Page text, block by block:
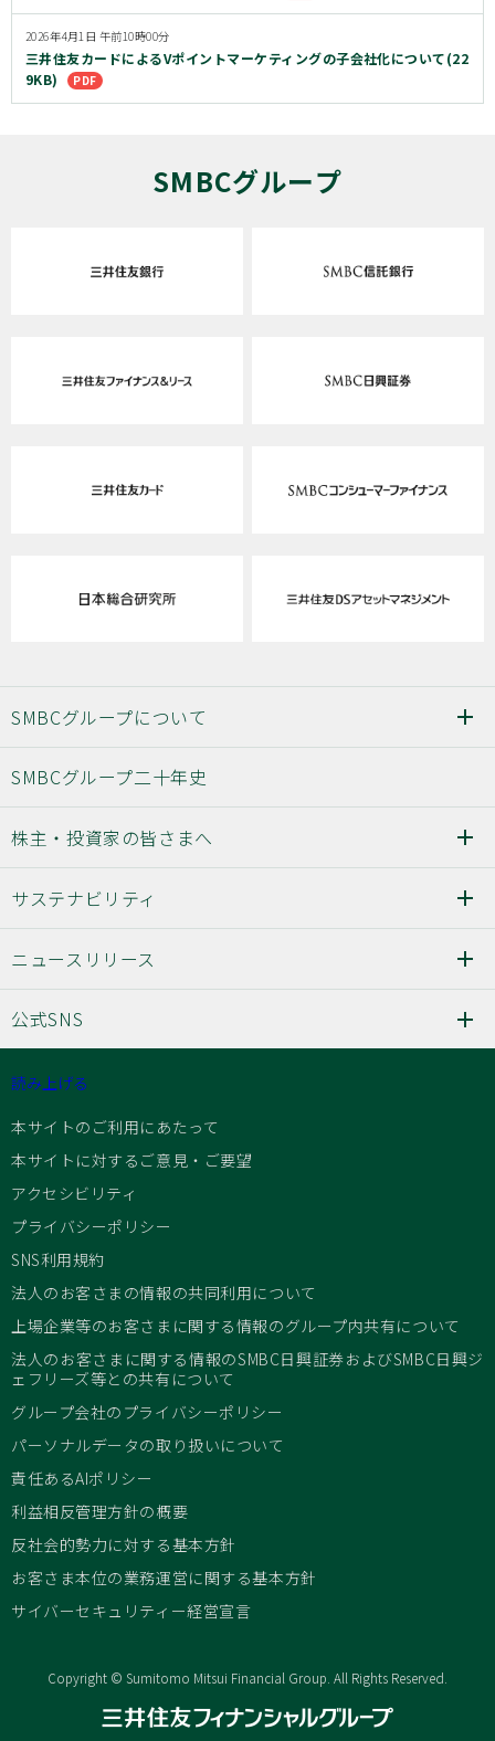
2026年4月1日 午前10時00分
三井住友カードによるVポイントマーケティングの子会社化について(22
9KB)
SMBCグループ
SMBCグループについて
SMBCグループ二十年史
株主・投資家の皆さまへ
サステナビリティ
ニュースリリース
公式SNS
読み上げる
本サイトのご利用にあたって
本サイトに対するご意見・ご要望
アクセシビリティ
プライバシーポリシー
SNS利用規約
法人のお客さまの情報の共同利用について
上場企業等のお客さまに関する情報のグループ内共有について
法人のお客さまに関する情報のSMBC日興証券およびSMBC日興ジ
ェフリーズ等との共有について
グループ会社のプライバシーポリシー
パーソナルデータの取り扱いについて
責任あるAIポリシー
利益相反管理方針の概要
反社会的勢力に対する基本方針
お客さま本位の業務運営に関する基本方針
サイバーセキュリティー経営宣言
Copyright © Sumitomo Mitsui Financial Group. All Rights Reserved.